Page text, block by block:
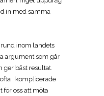
in med samma
inom landets
argument som går
ger bäst resultat.
i komplicerade
för oss att möta